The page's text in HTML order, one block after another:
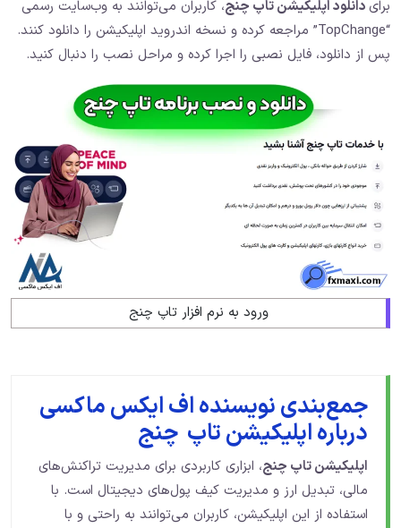
برای دانلود اپلیکیشن تاپ چنج، کاربران می‌توانند به وب‌سایت رسمی
“TopChange” مراجعه کرده و نسخه اندروید اپلیکیشن را دانلود کنند.
پس از دانلود، فایل نصبی را اجرا کرده و مراحل نصب را دنبال کنید.
ورود به نرم افزار تاپ چنج
جمع‌بندی نویسنده اف ایکس ماکسی
درباره اپلیکیشن تاپ چنج
اپلیکیشن تاپ چنج، ابزاری کاربردی برای مدیریت تراکنش‌های
مالی، تبدیل ارز و مدیریت کیف پول‌های دیجیتال است. با
استفاده از این اپلیکیشن، کاربران می‌توانند به راحتی و با